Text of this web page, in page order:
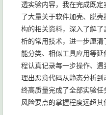
透实验内容，我在完成既
了大量关于软件加壳、脱
构的相关资料，深入了解
析的常用技术，进一步厘
能分类、相似工具应用等
程认真记录每一步操作、
理出恶意代码从静态分析
终高质量完成了全部实验任
风险要点的掌握程度远超其